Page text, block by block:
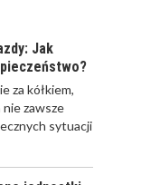
Jak
za kółkiem,
zawsze
sytuacji